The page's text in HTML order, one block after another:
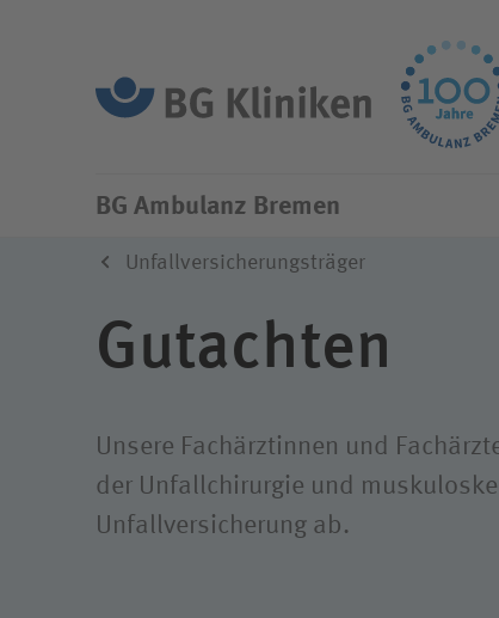
Aktuelles
Diversität
BG Ambulanz Bremen
Unfallversicherungsträger
Gutachten
Unsere Fachärztinnen und
der Unfallchirurgie und
Unfallversicherung ab.